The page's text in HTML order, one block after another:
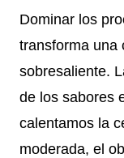
Dominar los
transforma una
sobresaliente.
de los sabores
calentamos la
moderada, el